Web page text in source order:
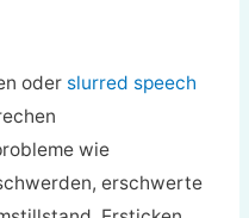
oder slurred speech
wie
erschwerte